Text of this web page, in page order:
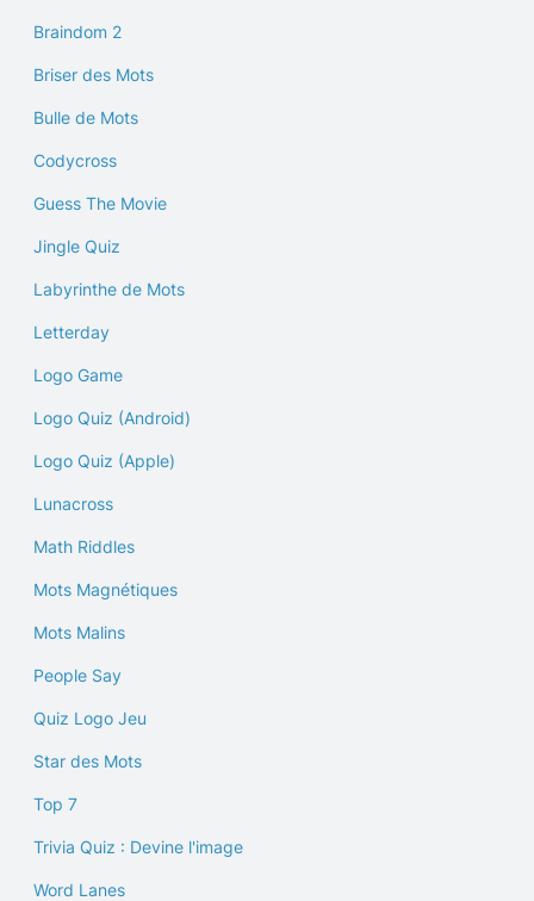
Braindom 2
Briser des Mots
Bulle de Mots
Codycross
Guess The Movie
Jingle Quiz
Labyrinthe de Mots
Letterday
Logo Game
Logo Quiz (Android)
Logo Quiz (Apple)
Lunacross
Math Riddles
Mots Magnétiques
Mots Malins
People Say
Quiz Logo Jeu
Star des Mots
Top 7
Trivia Quiz : Devine l'image
Word Lanes